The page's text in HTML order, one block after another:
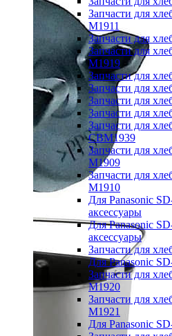
Запчасти для
M1911
Запчасти для
Запчасти для
M1919
Запчасти для
Запчасти для
Запчасти для
Запчасти для
Запчасти для
CBM1939
Запчасти для
M1909
Запчасти для
M1910
Для Panasonic
аксессуары
Для Panasonic
аксессуары
Запчасти для
Для Panasonic
Запчасти для
M1920
Запчасти для
M1921
Для Panasonic